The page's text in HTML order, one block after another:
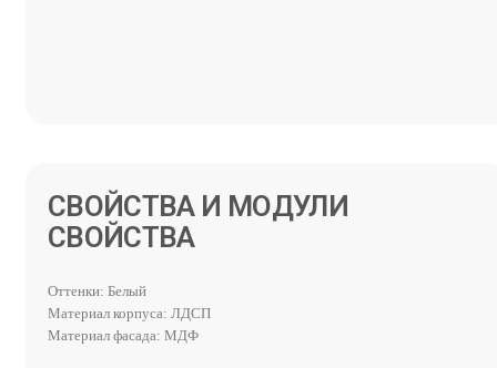
СВОЙСТВА И МОДУЛИ
Оттенки: Белый
Материал корпуса: ЛДСП
Материал фасада: МДФ